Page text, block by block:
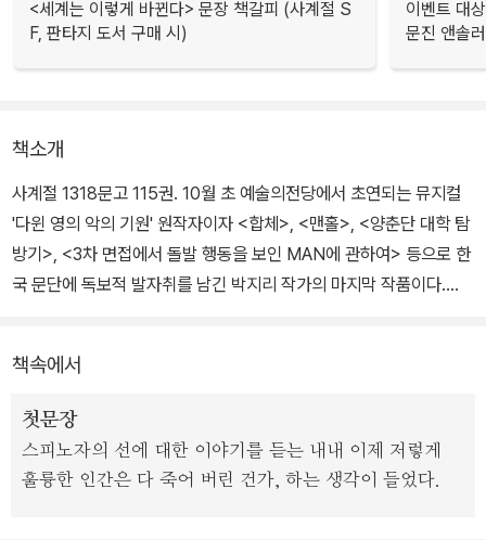
<세계는 이렇게 바뀐다> 문장 책갈피 (사계절 S
F, 판타지 도서 구매 시)
이벤트 대
문진 앤솔
책소개
사계절 1318문고 115권. 10월 초 예술의전당에서 초연되는 뮤지컬
'다윈 영의 악의 기원' 원작자이자 <합체>, <맨홀>, <양춘단 대학 탐
방기>, <3차 면접에서 돌발 행동을 보인 MAN에 관하여> 등으로 한
국 문단에 독보적 발자취를 남긴 박지리 작가의 마지막 작품이다.
인공 소년이 참사 1주기 추도식 다음 날, 학교를 벗어나 하루 동안 배
회하는 이야기이다. 참사 이후 학교에서건 집에서건 모든 것에서 예
외 취급을 받는 ‘나’는 삶 자체가 번외가 된 기분이다. 주인공이 무작
정 길을 나서 만나는 사람들은 하나같이 낯선 이들이지만 이들은 내
책속에서
첫문장
스피노자의 선에 대한 이야기를 듣는 내내 이제 저렇게
훌륭한 인간은 다 죽어 버린 건가, 하는 생각이 들었다.